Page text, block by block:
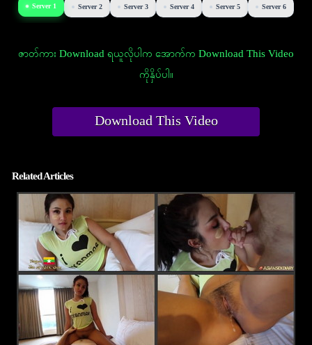
Server 1 Server 2 Server 3 Server 4 Server 5 Server 6
ဇာတ်ကား Download ရယူလိုပါက အောက်က Download This Video
ကိုနှိပ်ပါ။
Download This Video
Related Articles